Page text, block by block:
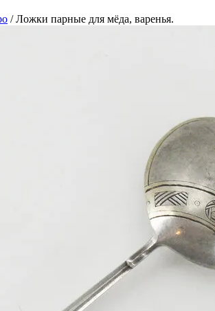
/ Ложки парные для мёда, варенья.